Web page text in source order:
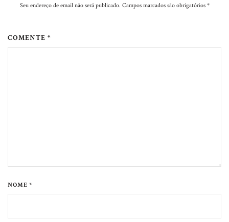
Seu endereço de email não será publicado. Campos marcados são obrigatórios *
COMENTE *
NOME *